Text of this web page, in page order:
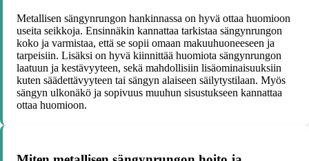
Metallisen sängynrungon hankinnassa on hyvä ottaa huomioon
useita seikkoja. Ensinnäkin kannattaa tarkistaa sängynrungon
koko ja varmistaa, että se sopii omaan makuuhuoneeseen ja
tarpeisiin. Lisäksi on hyvä kiinnittää huomiota sängynrungon
laatuun ja kestävyyteen, sekä mahdollisiin lisäominaisuuksiin
kuten säädettävyyteen tai sängyn alaiseen säilytystilaan. Myös
sängyn ulkonäkö ja sopivuus muuhun sisustukseen kannattaa
ottaa huomioon.